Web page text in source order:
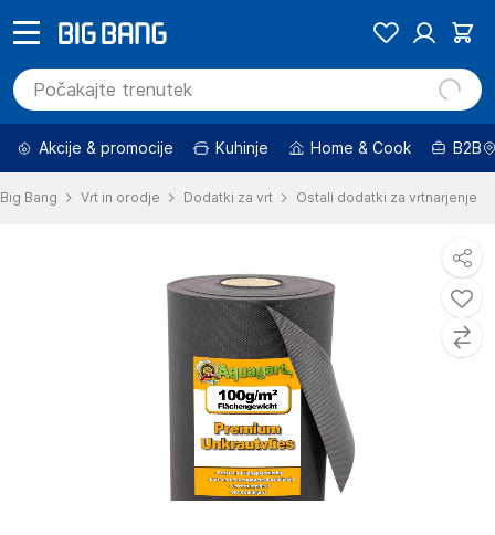
Akcije & promocije Kuhinje Home & Cook B2B
Big Bang Vrt in orodje Dodatki za vrt Ostali dodatki za vrtnarjenje